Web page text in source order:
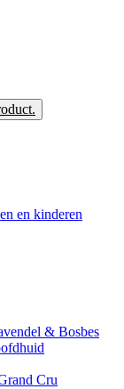
en kinderen
& Bosbes
Cru